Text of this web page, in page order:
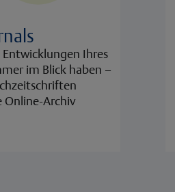
Ihres
im Blick haben –
Online-Archiv